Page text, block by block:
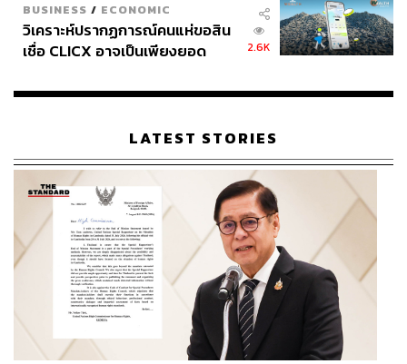
BUSINESS / ECONOMIC
วิเคราะห์ปรากฏการณ์คนแห่ขอสิน
เชื่อ CLICX อาจเป็นเพียงยอด
เรือนไทยที่ถูกซุกไว้
2.6K
LATEST STORIES